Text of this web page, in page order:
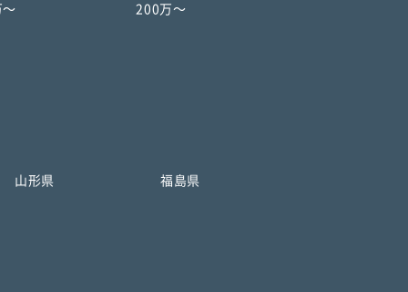
〜 200万〜
山形県 福島県